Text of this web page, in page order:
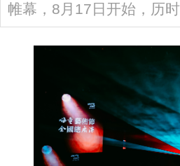
帷幕，8月17日开始，历